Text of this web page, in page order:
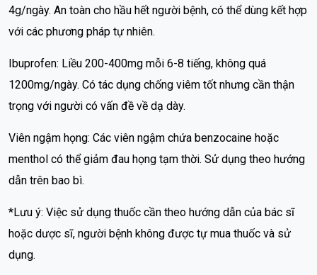
4g/ngày. An toàn cho hầu hết người bệnh, có thể dùng kết hợp
với các phương pháp tự nhiên.
Ibuprofen: Liều 200-400mg mỗi 6-8 tiếng, không quá
1200mg/ngày. Có tác dụng chống viêm tốt nhưng cần thận
trọng với người có vấn đề về dạ dày.
Viên ngậm họng: Các viên ngậm chứa benzocaine hoặc
menthol có thể giảm đau họng tạm thời. Sử dụng theo hướng
dẫn trên bao bì.
*Lưu ý: Việc sử dụng thuốc cần theo hướng dẫn của bác sĩ
hoặc dược sĩ, người bệnh không được tự mua thuốc và sử
dụng.